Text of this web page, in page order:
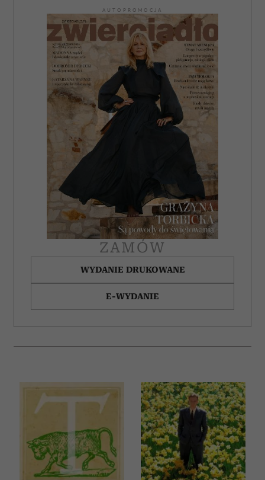
AUTOPROMOCJA
ZAMÓW
WYDANIE DRUKOWANE
E-WYDANIE